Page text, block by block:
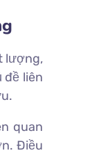
lượng,
đề liên
quan
Điều